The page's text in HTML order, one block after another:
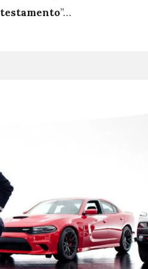
testamento”…